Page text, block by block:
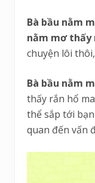
Bà bầu nằm
nằm mơ thấy
chuyện lôi
Bà bầu nằm
thấy rắn hổ
thể sắp tới
quan đến vấn